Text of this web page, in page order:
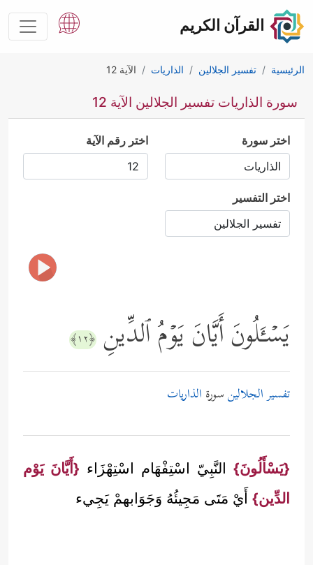
القرآن الكريم
الرئيسية تفسير الجلالين الذاريات الآية 12
سورة الذاريات تفسير الجلالين الآية 12
اختر سورة اختر رقم الآية
اختر التفسير
یَسۡـَٔلُونَ أَیَّانَ یَوۡمُ ٱلدِّینِ ﴿١٢﴾
تفسير الجلالينسورة الذاريات
{يَسْأَلُونَ} النَّبِيّ اسْتِفْهَام اسْتِهْزَاء {أَيَّانَ يَوْم
الدِّين} أَيْ مَتَى مَجِيئُهُ وَجَوَابهمْ يَجِيء